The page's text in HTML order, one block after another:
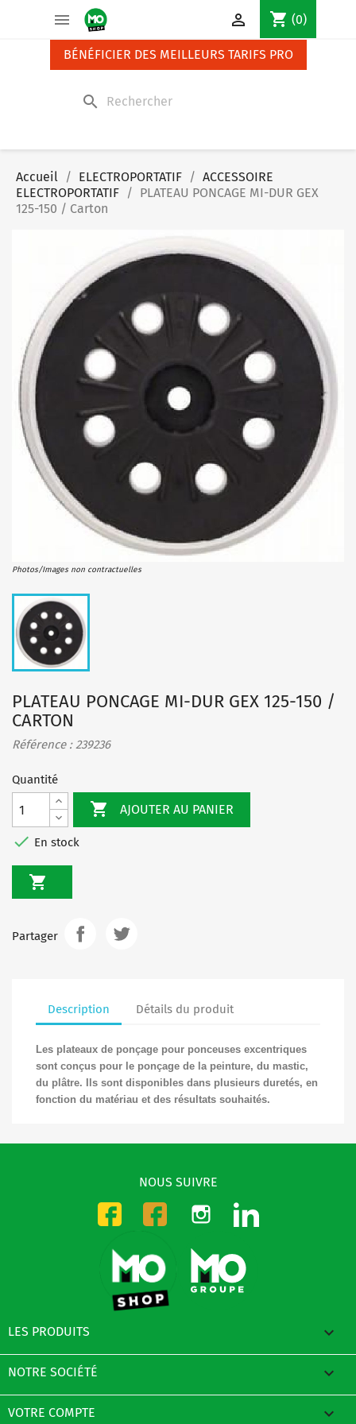
 shopping_cart (0)

BÉNÉFICIER DES MEILLEURS TARIFS PRO
search
Accueil ELECTROPORTATIF
ACCESSOIRE
ELECTROPORTATIF
PLATEAU PONCAGE MI-DUR GEX
125-150 / Carton
Photos/Images non contractuelles
PLATEAU PONCAGE MI-DUR GEX 125-150 /
CARTON
Référence : 239236
Quantité
 AJOUTER AU PANIER
 En stock

Partager
Description Détails du produit
Les plateaux de ponçage pour ponceuses excentriques
sont conçus pour le ponçage de la peinture, du mastic,
du plâtre. Ils sont disponibles dans plusieurs duretés, en
fonction du matériau et des résultats souhaités.
NOUS SUIVRE
Facebook-CMOFacebook-DMO
Instagram
LES PRODUITS 
NOTRE SOCIÉTÉ 
VOTRE COMPTE 
Panneau de gestion des cookies